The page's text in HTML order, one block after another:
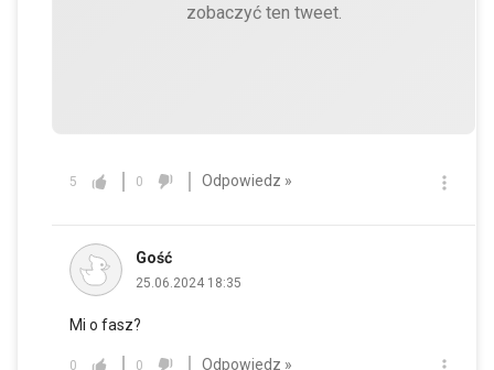
zobaczyć ten tweet.
5 0 Odpowiedz »
Gość
25.06.2024 18:35
Mi o fasz?
0 0 Odpowiedz »